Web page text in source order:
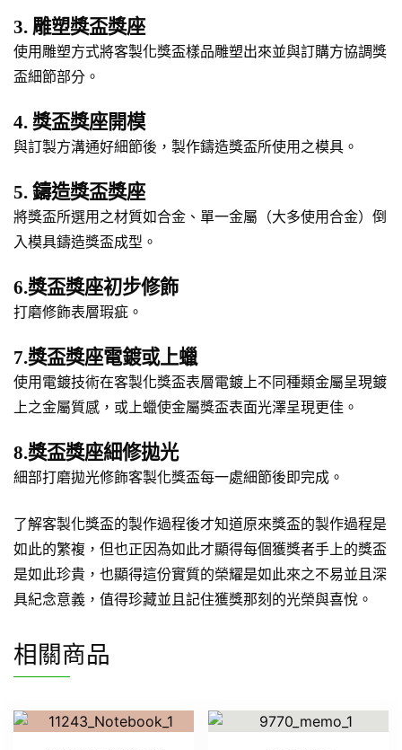
3. 雕塑獎盃獎座
使用雕塑方式將客製化獎盃樣品雕塑出來並與訂購方協調獎
盃細節部分。
4. 獎盃獎座開模
與訂製方溝通好細節後，製作鑄造獎盃所使用之模具。
5. 鑄造獎盃獎座
將獎盃所選用之材質如合金、單一金屬（大多使用合金）倒
入模具鑄造獎盃成型。
6.獎盃獎座初步修飾
打磨修飾表層瑕疵。
7.獎盃獎座電鍍或上蠟
使用電鍍技術在客製化獎盃表層電鍍上不同種類金屬呈現鍍
上之金屬質感，或上蠟使金屬獎盃表面光澤呈現更佳。
8.獎盃獎座細修拋光
細部打磨拋光修飾客製化獎盃每一處細節後即完成。
了解客製化獎盃的製作過程後才知道原來獎盃的製作過程是
如此的繁複，但也正因為如此才顯得每個獲獎者手上的獎盃
是如此珍貴，也顯得這份實質的榮耀是如此來之不易並且深
具紀念意義，值得珍藏並且記住獲獎那刻的光榮與喜悅。
相關商品